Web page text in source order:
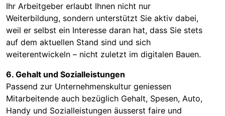
Ihr Arbeitgeber erlaubt Ihnen nicht nur
Weiterbildung, sondern unterstützt Sie aktiv dabei,
weil er selbst ein Interesse daran hat, dass Sie stets
auf dem aktuellen Stand sind und sich
weiterentwickeln – nicht zuletzt im digitalen Bauen.
6. Gehalt und Sozialleistungen
Passend zur Unternehmenskultur geniessen
Mitarbeitende auch bezüglich Gehalt, Spesen, Auto,
Handy und Sozialleistungen äusserst faire und